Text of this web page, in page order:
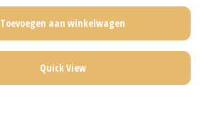
Toevoegen aan winkelwagen
Quick View